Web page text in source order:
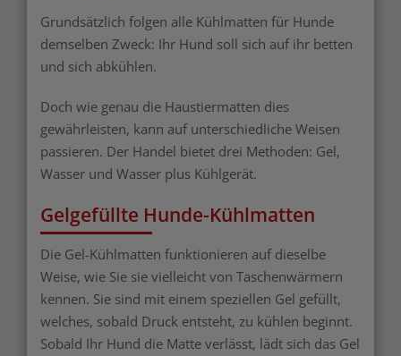
Grundsätzlich folgen alle Kühlmatten für Hunde
demselben Zweck: Ihr Hund soll sich auf ihr betten
und sich abkühlen.
Doch wie genau die Haustiermatten dies
gewährleisten, kann auf unterschiedliche Weisen
passieren. Der Handel bietet drei Methoden: Gel,
Wasser und Wasser plus Kühlgerät.
Gelgefüllte Hunde-Kühlmatten
Die Gel-Kühlmatten funktionieren auf dieselbe
Weise, wie Sie sie vielleicht von Taschenwärmern
kennen. Sie sind mit einem speziellen Gel gefüllt,
welches, sobald Druck entsteht, zu kühlen beginnt.
Sobald Ihr Hund die Matte verlässt, lädt sich das Gel